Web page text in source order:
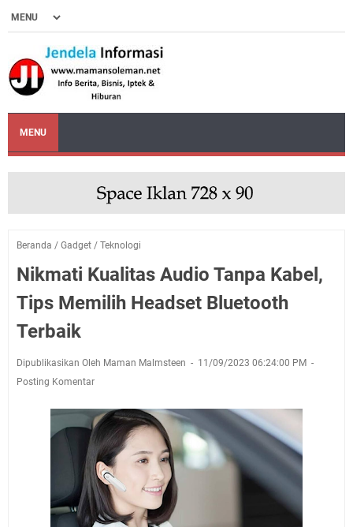
MENU
Beranda / Gadget / Teknologi
Nikmati Kualitas Audio Tanpa Kabel,
Tips Memilih Headset Bluetooth
Terbaik
Dipublikasikan Oleh Maman Malmsteen
11/09/2023 06:24:00 PM
Posting Komentar